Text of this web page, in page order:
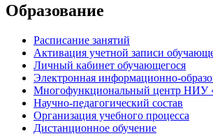
Образование
Расписание занятий
Активация учетной записи
Личный кабинет обучающегося
Электронная информационно-
Многофункциональный центр НИУ
Научно-педагогический состав
Организация учебного процесса
Дистанционное обучение